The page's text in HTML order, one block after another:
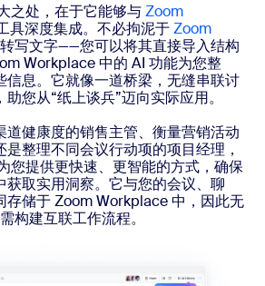
之处，在于它能够与Zoom
具深度集成。不必拘泥于Zoom
写文字——您可以将其直接导入结构
Workplace 中的 AI 功能为您整
信息。它就像一道桥梁，无缝串联讨
您从“纸上谈兵”迈向实际应用。
道健康度的销售主管、衡量营销活动
整理不同会议行动项的项目经理，
您提供更快速、更智能的方式，确保
获取实用洞察。它与您的会议、聊
存储于 Zoom Workplace 中，因此无
构建互联工作流程。